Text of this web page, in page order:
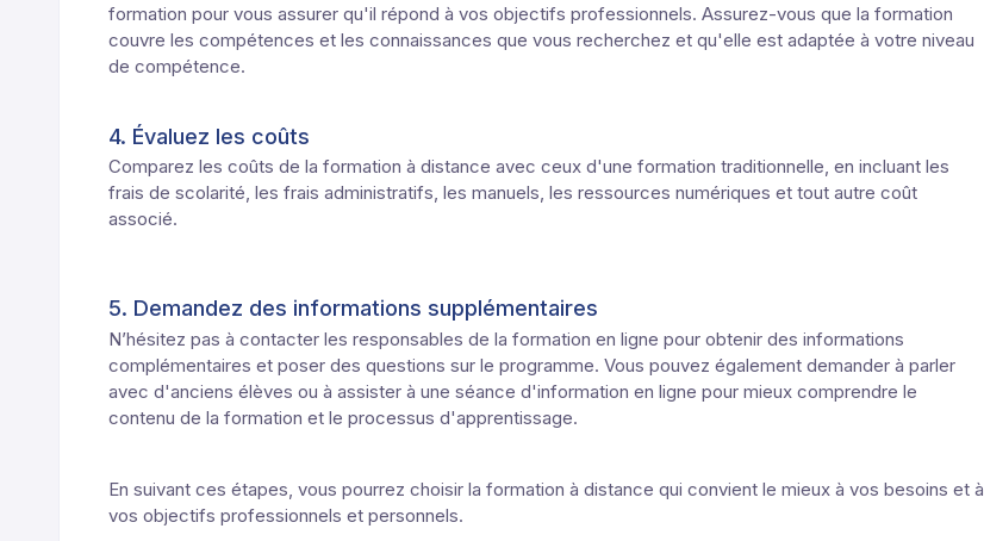
formation pour vous assurer qu'il répond à vos objectifs professionnels. Assurez-vous que la formation
couvre les compétences et les connaissances que vous recherchez et qu'elle est adaptée à votre niveau
de compétence.
4. Évaluez les coûts
Comparez les coûts de la formation à distance avec ceux d'une formation traditionnelle, en incluant les
frais de scolarité, les frais administratifs, les manuels, les ressources numériques et tout autre coût
associé.
5. Demandez des informations supplémentaires
N’hésitez pas à contacter les responsables de la formation en ligne pour obtenir des informations
complémentaires et poser des questions sur le programme. Vous pouvez également demander à parler
avec d'anciens élèves ou à assister à une séance d'information en ligne pour mieux comprendre le
contenu de la formation et le processus d'apprentissage.
En suivant ces étapes, vous pourrez choisir la formation à distance qui convient le mieux à vos besoins et à
vos objectifs professionnels et personnels.